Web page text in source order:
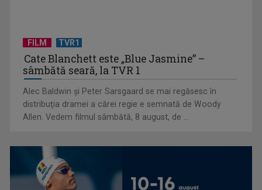
De ce nu îi tolerează românii pe muncitorii străini.
Cercetătorul Anatolie ...
FILM TVR1
Cate Blanchett este „Blue Jasmine” –
sâmbătă seară, la TVR 1
Alec Baldwin şi Peter Sarsgaard se mai regăsesc în
distribuţia dramei a cărei regie e semnată de Woody